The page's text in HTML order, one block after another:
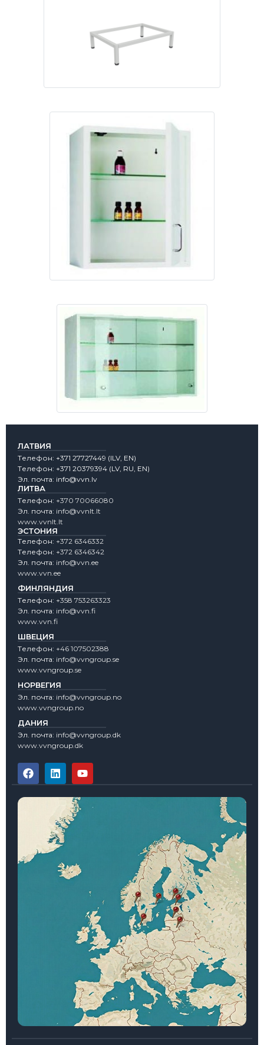
ЛАТВИЯ
Tелефон: +371 27727449 (lLV, EN)
Tелефон: +371 20379394 (LV, RU, EN)
Эл. почта: info@vvn.lv
ЛИТВА
Tелефон: +370 70066080
Эл. почта: info@vvnlt.lt
www.vvnlt.lt
ЭСТОНИЯ
Tелефон: +372 6346332
Tелефон: +372 6346342
Эл. почта: info@vvn.ee
www.vvn.ee
ФИНЛЯНДИЯ
Tелефон: +358 753263323
Эл. почта: info@vvn.fi
www.vvn.fi
ШВЕЦИЯ
Tелефон: +46 107502388
Эл. почта: info@vvngroup.se
www.vvngroup.se
НОРВЕГИЯ
Эл. почта: info@vvngroup.no
www.vvngroup.no
ДАНИЯ
Эл. почта: info@vvngroup.dk
www.vvngroup.dk